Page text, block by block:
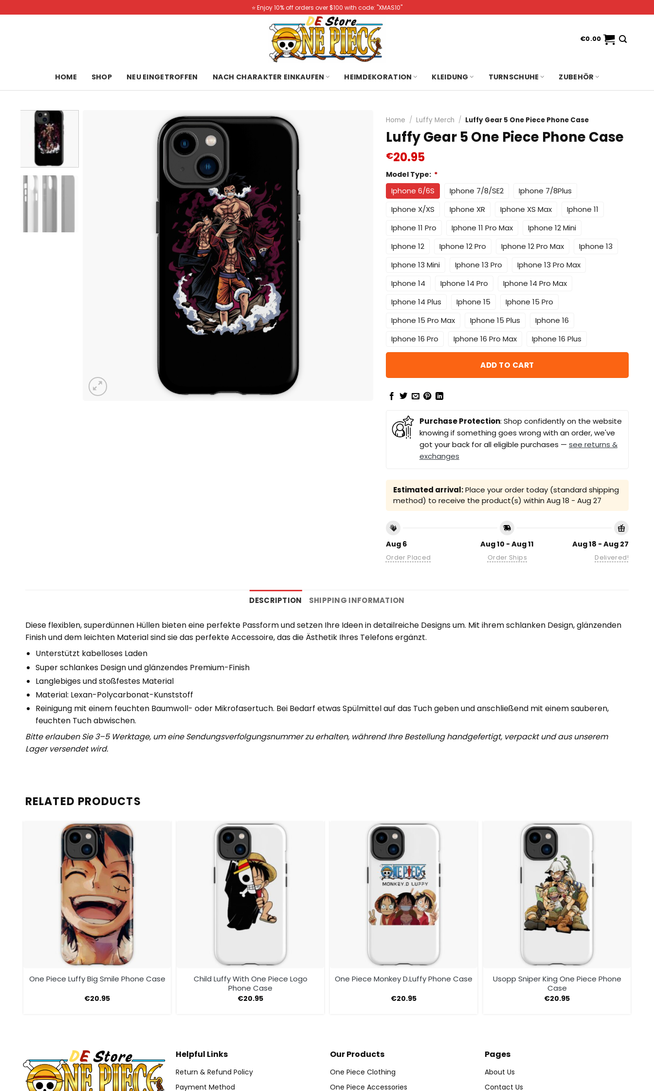
to
⭐️ Enjoy 10% off orders over $100 with code: "XMAS10"
€0.00
HOME SHOP NEU EINGETROFFEN NACH CHARAKTER EINKAUFEN HEIMDEKORATION KLEIDUNG TURNSCHUHE ZUBEHÖR
Home / Luffy Merch / Luffy Gear 5 One Piece Phone Case
Luffy Gear 5 One Piece Phone Case
€20.95
Model Type: *
Iphone 6/6S Iphone 7/8/SE2
Iphone 7/8Plus
Iphone X/XS
Iphone XR Iphone XS Max
Iphone 11
Iphone 11 Pro
Iphone 11 Pro Max
Iphone 12 Mini
Iphone 12
Iphone 12 Pro Iphone 12 Pro Max
Iphone 13
Iphone 13 Mini
Iphone 13 Pro
Iphone 13 Pro Max
Iphone 14
Iphone 14 Pro
Iphone 14 Pro Max
Iphone 14 Plus
Iphone 15
Iphone 15 Pro
Iphone 15 Pro Max
Iphone 15 Plus
Iphone 16
Iphone 16 Pro
Iphone 16 Pro Max Iphone 16 Plus
ADD TO CART
Purchase Protection: Shop confidently on the website
knowing if something goes wrong with an order, we've
got your back for all eligible purchases — see returns &
exchanges
Estimated arrival:Place your order today (standard shipping
method) to receive the product(s) within Aug 18 - Aug 27
Aug 6
Order Placed
Aug 10 - Aug 11
Order Ships
Aug 18 - Aug 27
Delivered!
DESCRIPTION SHIPPING INFORMATION
Diese flexiblen, superdünnen Hüllen bieten eine perfekte Passform und setzen Ihre Ideen in detailreiche Designs um. Mit ihrem schlanken Design, glänzenden
Finish und dem leichten Material sind sie das perfekte Accessoire, das die Ästhetik Ihres Telefons ergänzt.
Unterstützt kabelloses Laden
Super schlankes Design und glänzendes Premium-Finish
Langlebiges und stoßfestes Material
Material: Lexan-Polycarbonat-Kunststoff
Reinigung mit einem feuchten Baumwoll- oder Mikrofaser­tuch. Bei Bedarf etwas Spülmittel auf das Tuch geben und anschließend mit einem sauberen,
feuchten Tuch abwischen.
Bitte erlauben Sie 3–5 Werktage, um eine Sendungsverfolgungsnummer zu erhalten, während Ihre Bestellung handgefertigt, verpackt und aus unserem
Lager versendet wird.
RELATED PRODUCTS
One Piece Luffy Big Smile Phone Case
€20.95
Child Luffy With One Piece Logo
Phone Case
€20.95
One Piece Monkey D.Luffy Phone Case
€20.95
Usopp Sniper King One Piece Phone
Case
€20.95
Helpful Links
Return & Refund Policy
Payment Method
Our Products
One Piece Clothing
One Piece Accessories
Pages
About Us
Contact Us